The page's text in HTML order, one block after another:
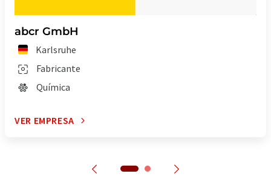
abcr GmbH
Karlsruhe
Fabricante
Química
VER EMPRESA